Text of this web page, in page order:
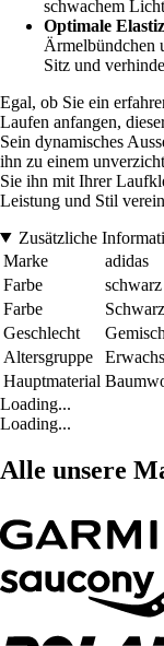
schwachem
Optimale
Ärmelbündchen
Sitz und
Egal, ob Sie ein
Laufen anfangen,
Sein dynamisches
ihn zu einem
Sie ihn mit Ihrer
Leistung und Stil
Zusätzliche
Marke
adidas
Farbe
schwarz
Farbe
Schwarz
Geschlecht
Altersgruppe
Hauptmaterial
Loading...
Loading...
Alle unsere